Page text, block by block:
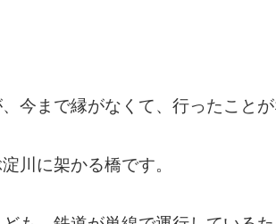
今まで縁がなくて、行ったこと
川に架かる橋です。